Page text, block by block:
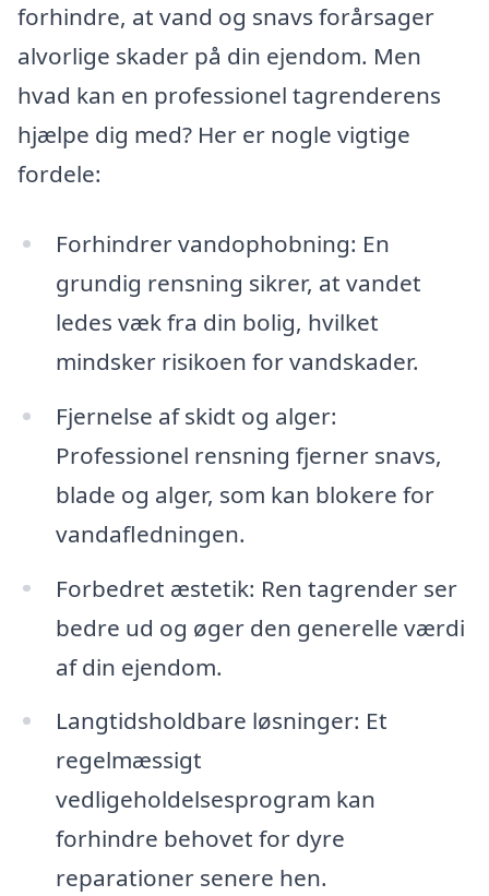
forhindre, at vand og snavs forårsager
alvorlige skader på din ejendom. Men
hvad kan en professionel tagrenderens
hjælpe dig med? Her er nogle vigtige
fordele:
Forhindrer vandophobning: En
grundig rensning sikrer, at vandet
ledes væk fra din bolig, hvilket
mindsker risikoen for vandskader.
Fjernelse af skidt og alger:
Professionel rensning fjerner snavs,
blade og alger, som kan blokere for
vandafledningen.
Forbedret æstetik: Ren tagrender ser
bedre ud og øger den generelle værdi
af din ejendom.
Langtidsholdbare løsninger: Et
regelmæssigt
vedligeholdelsesprogram kan
forhindre behovet for dyre
reparationer senere hen.